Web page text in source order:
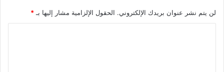
لن يتم نشر عنوان بريدك الإلكتروني. الحقول الإلزامية مشار إليها بـ *